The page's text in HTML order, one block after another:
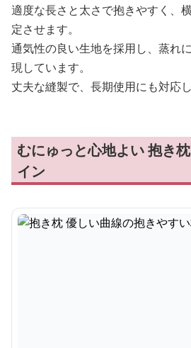
適度な長さと太さで抱きやすく、
定させます。
通気性の良い生地を採用し、蒸れ
現しています。
丈夫な縫製で、長期使用にも対応し
むにゅっと心地よい 抱き
イン